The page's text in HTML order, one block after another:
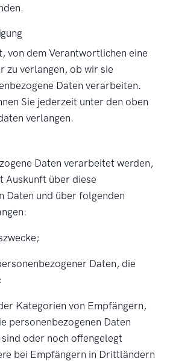
von dem Verantwortlichen eine
zu verlangen, ob wir sie
Daten verarbeiten.
Sie jederzeit unter den oben
verlangen.
Daten verarbeitet werden,
Auskunft über diese
Daten und über folgenden
Daten, die
Kategorien von Empfängern,
personenbezogenen Daten
oder noch offengelegt
bei Empfängern in Drittländern